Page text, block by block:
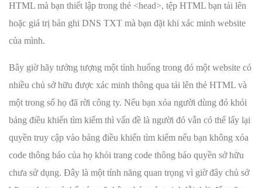
HTML mà bạn thiết lập trong thẻ <head>, tệp HTML bạn tải lên
hoặc giá trị bản ghi DNS TXT mà bạn đặt khi xác minh website
của mình.
Bây giờ hãy tưởng tượng một tình huống trong đó một website có
nhiều chủ sở hữu được xác minh thông qua tải lên thẻ HTML và
một trong số họ đã rời công ty. Nếu bạn xóa người dùng đó khỏi
bảng điều khiển tìm kiếm thì vấn đề là người đó vẫn có thể lấy lại
quyền truy cập vào bảng điều khiển tìm kiếm nếu bạn không xóa
code thông báo của họ khỏi trang code thông báo quyền sở hữu
chưa sử dụng. Đây là một tính năng quan trọng vì giờ đây chủ sở